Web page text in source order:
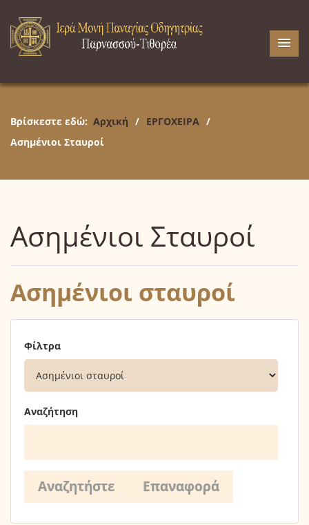
Βρίσκεστε εδώ: Αρχική / ΕΡΓΟΧΕΙΡΑ /
Ασημένιοι Σταυροί
Ασημένιοι Σταυροί
Ασημένιοι σταυροί
Φίλτρα
Αναζήτηση